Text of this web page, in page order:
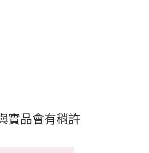
實品會有稍許